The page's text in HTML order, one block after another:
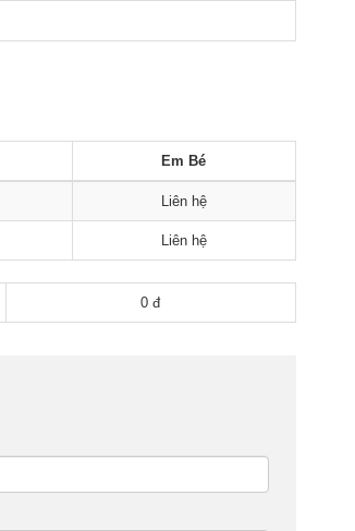
Em Bé
Liên hệ
Liên hệ
0 đ